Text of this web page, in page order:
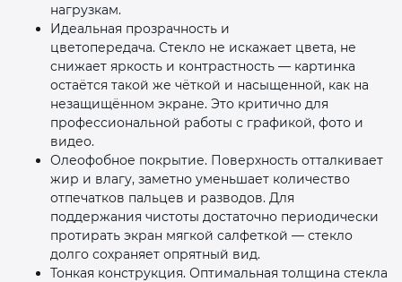
нагрузкам.
Идеальная прозрачность и
цветопередача. Стекло не искажает цвета, не
снижает яркость и контрастность — картинка
остаётся такой же чёткой и насыщенной, как на
незащищённом экране. Это критично для
профессиональной работы с графикой, фото и
видео.
Олеофобное покрытие. Поверхность отталкивает
жир и влагу, заметно уменьшает количество
отпечатков пальцев и разводов. Для
поддержания чистоты достаточно периодически
протирать экран мягкой салфеткой — стекло
долго сохраняет опрятный вид.
Тонкая конструкция. Оптимальная толщина стекла